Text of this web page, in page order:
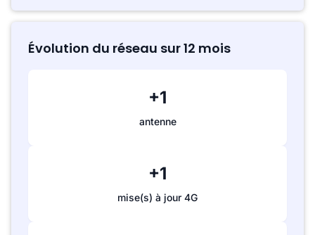
Évolution du réseau sur 12 mois
+1
antenne
+1
mise(s) à jour 4G